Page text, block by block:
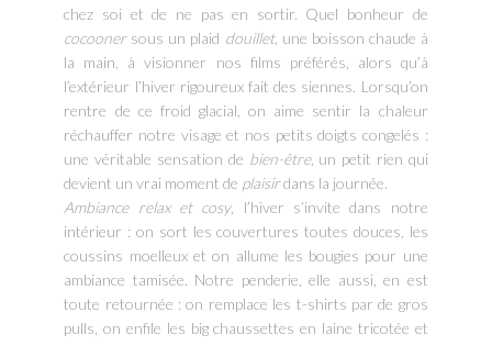
chez soi et de ne pas en sortir. Quel bonheur de
cocoonersous un plaid douillet, une boisson chaude à
la main, à visionner nos films préférés, alors qu’à
l’extérieur l’hiver rigoureux fait des siennes. Lorsqu’on
rentre de ce froid glacial, on aime sentir la chaleur
réchauffer notre visage et nos petits doigts congelés :
une véritable sensation de bien-être, un petit rien qui
devient un vrai moment de plaisirdans la journée.
Ambiance relax et cosy, l’hiver s’invite dans notre
intérieur : on sort les couvertures toutes douces, les
coussins moelleux et on allume les bougies pour une
ambiance tamisée. Notre penderie, elle aussi, en est
toute retournée : on remplace les t-shirts par de gros
pulls, on enfile les big chaussettes en laine tricotée et